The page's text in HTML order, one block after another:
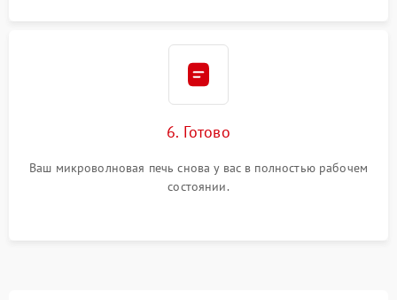
6. Готово
Ваш микроволновая печь снова у вас в полностью рабочем
состоянии.